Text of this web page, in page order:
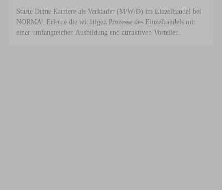
Starte Deine Karriere als Verkäufer (M/W/D) im Einzelhandel bei
NORMA! Erlerne die wichtigen Prozesse des Einzelhandels mit
einer umfangreichen Ausbildung und attraktiven Vorteilen.